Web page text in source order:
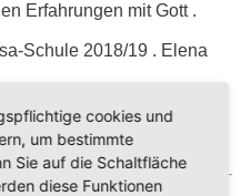
Erfahrungen mit Gott .
Schule 2018/19 . Elena
cookies und
um bestimmte
Sie auf die Schaltfläche
diese Funktionen